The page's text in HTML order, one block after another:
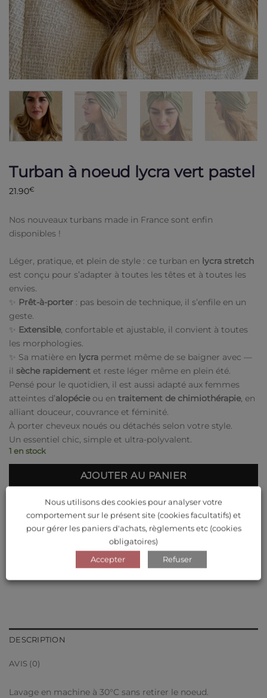
Turban à noeud lycra vert pastel
21.90€
Nos nouveaux turbans made in France sont enfin
disponibles !
Léger, pratique, et plein de style : ce turban en lycra stretch
est conçu pour s’adapter à toutes les têtes et à toutes les
envies.
✨ Prêt-à-porter : pas besoin de technique, il s’enfile en un
geste.
✨ Extensible, confortable et ajustable, il convient à toutes
les morphologies.
✨ Sa matière en lycra permet même de se baigner avec —
il sèche rapidement et reste léger même en plein été.
Pensé pour le quotidien, il est aussi adapté aux femmes
atteintes d’alopécieou en traitement de chimiothérapie, en
alliant douceur, couvrance et féminité.
À porter cheveux noués ou détachés selon votre style.
Un essentiel chic, simple et ultra-polyvalent.
1 en stock
AJOUTER AU PANIER
Ajouter à ma liste de souhaits
Catégories : Accessoires Turbans Turbans à noeud
noeud ,pastel,turban
DESCRIPTION
AVIS (0)
Lavage en machine à 30°C sans retirer le noeud.
Nous utilisons des cookies pour analyser votre
comportement sur le présent site (cookies facultatifs) et
pour gérer les paniers d'achats, règlements etc (cookies
obligatoires)
Accepter
Refuser